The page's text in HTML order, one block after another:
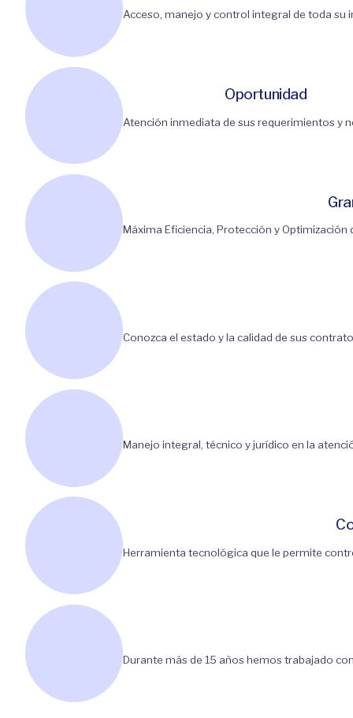
Acceso, manejo y control integral de toda
Oportunidad
Atención inmediata de sus requerimientos y
Máxima Eficiencia, Protección y
Conozca el estado y la calidad de sus
Manejo integral, técnico y jurídico en la
Herramienta tecnológica que le permite
Durante más de 15 años hemos trabajado